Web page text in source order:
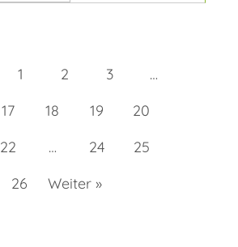
1 2 3
…
17 18 19
20
22 … 24
25
26
Weiter »